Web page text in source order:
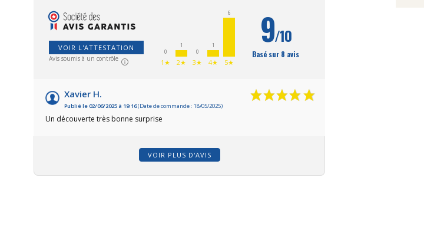
VOIR L'ATTESTATION
Avis soumis à un contrôle
0
1★
1
2★
0
3★
1
4★
6
5★
9/10
Basé sur 8 avis
Xavier H.
Publié le 02/06/2025 à 19:16(Date de commande : 18/05/2025)
Un découverte très bonne surprise
VOIR PLUS D'AVIS